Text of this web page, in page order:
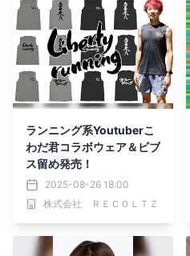
ランニング系Youtuberこ
わだ君コラボウェア＆ビブ
ス留め発売！
2025-08-26 18:00
株式会社 ＲＥＣＯＬＴＺ